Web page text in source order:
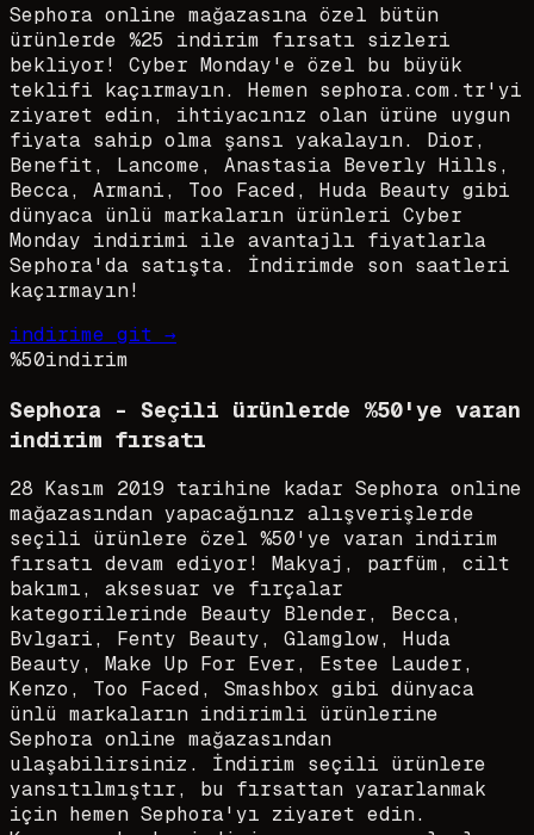
Sephora online mağazasına özel bütün
ürünlerde %25 indirim fırsatı sizleri
bekliyor! Cyber Monday'e özel bu büyük
teklifi kaçırmayın. Hemen sephora.com.tr'yi
ziyaret edin, ihtiyacınız olan ürüne uygun
fiyata sahip olma şansı yakalayın. Dior,
Benefit, Lancome, Anastasia Beverly Hills,
Becca, Armani, Too Faced, Huda Beauty gibi
dünyaca ünlü markaların ürünleri Cyber
Monday indirimi ile avantajlı fiyatlarla
Sephora'da satışta. İndirimde son saatleri
kaçırmayın!
indirime git →
%50indirim
Sephora - Seçili ürünlerde %50'ye varan
indirim fırsatı
28 Kasım 2019 tarihine kadar Sephora online
mağazasından yapacağınız alışverişlerde
seçili ürünlere özel %50'ye varan indirim
fırsatı devam ediyor! Makyaj, parfüm, cilt
bakımı, aksesuar ve fırçalar
kategorilerinde Beauty Blender, Becca,
Bvlgari, Fenty Beauty, Glamglow, Huda
Beauty, Make Up For Ever, Estee Lauder,
Kenzo, Too Faced, Smashbox gibi dünyaca
ünlü markaların indirimli ürünlerine
Sephora online mağazasından
ulaşabilirsiniz. İndirim seçili ürünlere
yansıtılmıştır, bu fırsattan yararlanmak
için hemen Sephora'yı ziyaret edin.